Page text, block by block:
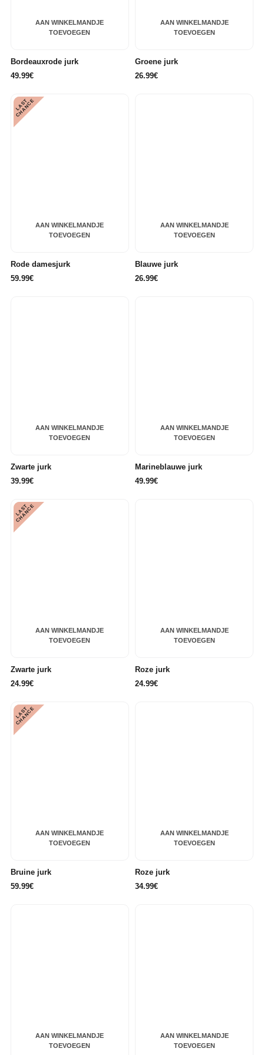
AAN WINKELMANDJE
TOEVOEGEN
Bordeauxrode jurk
49.99€
AAN WINKELMANDJE
TOEVOEGEN
Groene jurk
26.99€
AAN WINKELMANDJE
TOEVOEGEN
L
A
S
T
C
H
A
N
C
E
Rode damesjurk
59.99€
AAN WINKELMANDJE
TOEVOEGEN
Blauwe jurk
26.99€
AAN WINKELMANDJE
TOEVOEGEN
Zwarte jurk
39.99€
AAN WINKELMANDJE
TOEVOEGEN
Marineblauwe jurk
49.99€
AAN WINKELMANDJE
TOEVOEGEN
L
A
S
T
C
H
A
N
C
E
Zwarte jurk
24.99€
AAN WINKELMANDJE
TOEVOEGEN
Roze jurk
24.99€
AAN WINKELMANDJE
TOEVOEGEN
L
A
S
T
C
H
A
N
C
E
Bruine jurk
59.99€
AAN WINKELMANDJE
TOEVOEGEN
Roze jurk
34.99€
AAN WINKELMANDJE
TOEVOEGEN
AAN WINKELMANDJE
TOEVOEGEN